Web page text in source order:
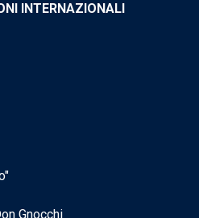
INTERNAZIONALI
Gnocchi